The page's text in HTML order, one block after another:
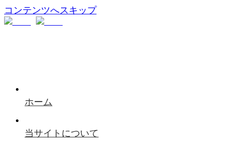
コンテンツへスキップ
ホーム
当サイトについて